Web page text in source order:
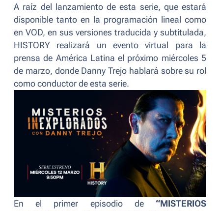
A raíz del lanzamiento de esta serie, que estará
disponible tanto en la programación lineal como
en VOD, en sus versiones traducida y subtitulada,
HISTORY realizará un evento virtual para la
prensa de América Latina el próximo miércoles 5
de marzo, donde Danny Trejo hablará sobre su rol
como conductor de esta serie.
En el primer episodio de “MISTERIOS